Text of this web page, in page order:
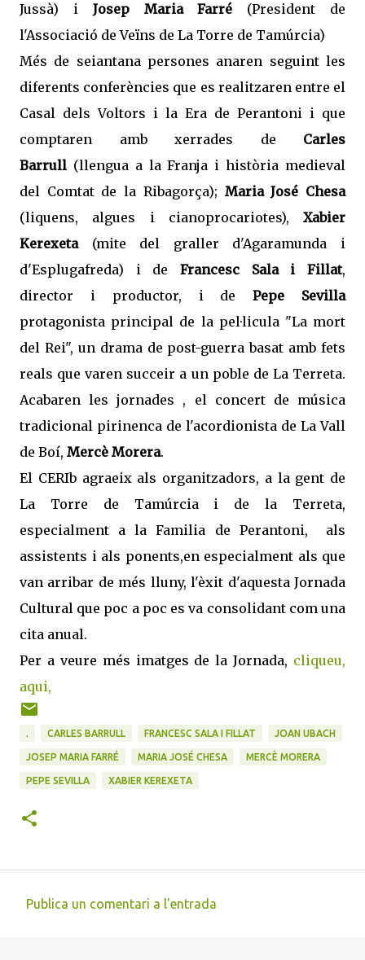
Jussà) i Josep Maria Farré (President de
l'Associació de Veïns de La Torre de Tamúrcia)
Més de seiantana persones anaren seguint les
diferents conferències que es realitzaren entre el
Casal dels Voltors i la Era de Perantoni i que
comptaren amb xerrades de Carles
Barrull (llengua a la Franja i història medieval
del Comtat de la Ribagorça); Maria José Chesa
(liquens, algues i cianoprocariotes), Xabier
Kerexeta(mite del graller d'Agaramunda i
d'Esplugafreda) i de Francesc Sala i Fillat,
director i productor, i dePepe Sevilla
protagonista principal de la pel·licula "La mort
del Rei", un drama de post-guerra basat amb fets
reals que varen succeir a un poble de La Terreta.
Acabaren les jornades , el concert de música
tradicional pirinenca de l'acordionista de La Vall
de Boí, Mercè Morera.
El CERIb agraeix als organitzadors, a la gent de
La Torre de Tamúrcia i de la Terreta,
especialment a la Familia de Perantoni, als
assistents i als ponents,en especialment als que
van arribar de més lluny, l'èxit d'aquesta Jornada
Cultural que poc a poc es va consolidant com una
cita anual.
Per a veure més imatges de la Jornada, cliqueu,
aqui,
. CARLES BARRULL FRANCESC SALA I FILLAT JOAN UBACH
JOSEP MARIA FARRÉ MARIA JOSÉ CHESA MERCÈ MORERA
PEPE SEVILLA XABIER KEREXETA
Publica un comentari a l'entrada